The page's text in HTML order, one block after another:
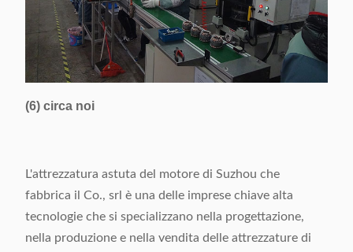
(6) circa noi
L'attrezzatura astuta del motore di Suzhou che
fabbrica il Co., srl è una delle imprese chiave alta
tecnologie che si specializzano nella progettazione,
nella produzione e nella vendita delle attrezzature di